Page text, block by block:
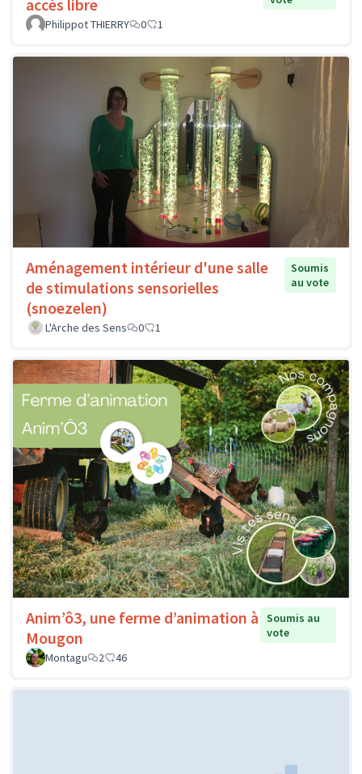
accès libre
Philippot THIERRY
0 1
Aménagement intérieur d'une salle
de stimulations sensorielles
(snoezelen)
Soumis
au vote
L'Arche des Sens 0 1
Anim’ô3, une ferme d’animation à
Mougon
Soumis au
vote
Montagu
2 46